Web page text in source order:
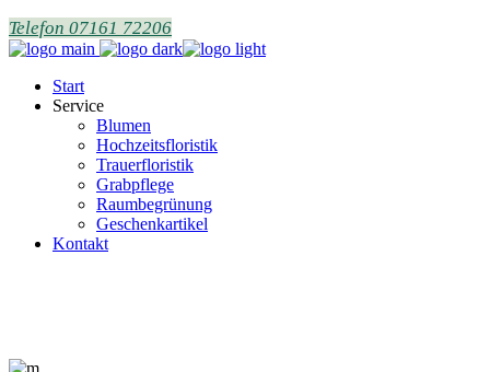
Telefon 07161 72206
Start
Service
Blumen
Hochzeitsfloristik
Trauerfloristik
Grabpflege
Raumbegrünung
Geschenkartikel
Kontakt